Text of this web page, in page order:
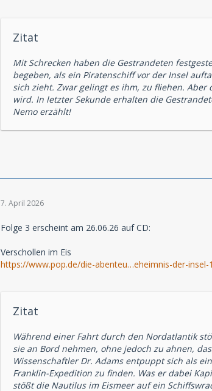
Zitat
Mit Schrecken haben die Gestrandeten
begeben, als ein Piratenschiff vor der Insel
sich zieht. Zwar gelingt es ihm, zu fliehen.
wird. In letzter Sekunde erhalten die
Nemo erzählt!
7. April 2026
Folge 3 erscheint am 26.06.26 auf CD:
Verschollen im Eis
https://www.pop.de/die-abenteu…eheimnis-der-insel-
Zitat
Während einer Fahrt durch den Nordatlantik
sie an Bord nehmen, ohne jedoch zu ahnen,
Wissenschaftler Dr. Adams entpuppt sich als
Franklin-Expedition zu finden. Was er dabei
stößt die Nautilus im Eismeer auf ein